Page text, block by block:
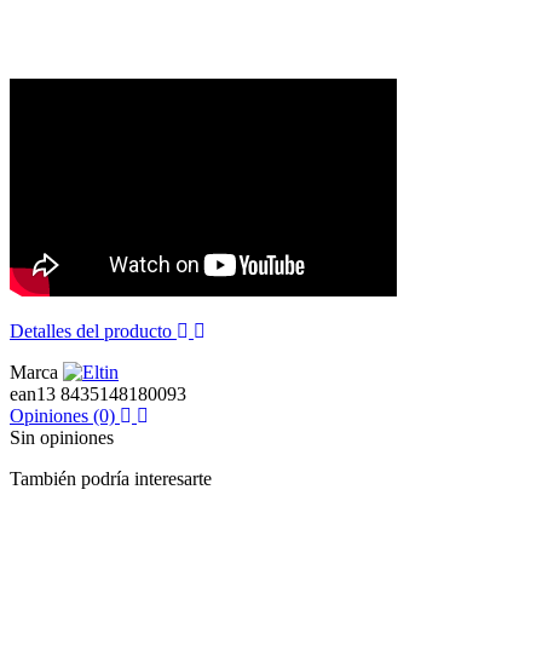
Detalles del producto
Marca
ean13 8435148180093
Opiniones (0)
Sin opiniones
También podría interesarte